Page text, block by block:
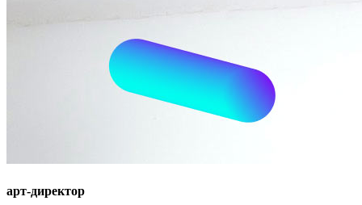
арт-директор